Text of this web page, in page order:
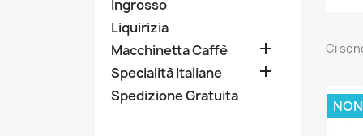
Ingrosso
Liquirizia
Macchinetta Caffè

Specialità Italiane 
Spedizione Gratuita
Ci